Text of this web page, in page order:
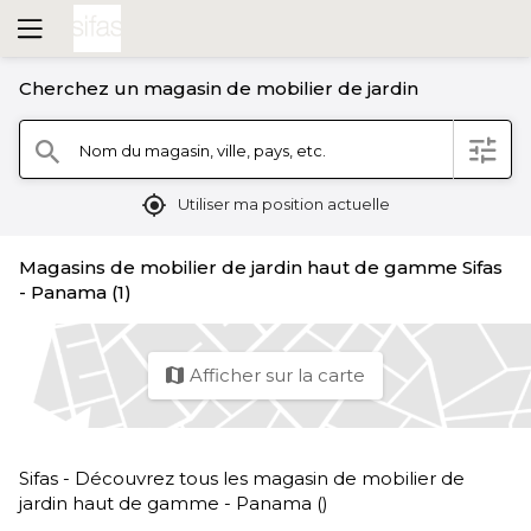
Cherchez un magasin de mobilier de jardin
search Nom du magasin, ville, pays, etc. filter
mylocation Utiliser ma position actuelle
Magasins de mobilier de jardin haut de gamme Sifas
- Panama (1)
map Afficher sur la carte
Sifas - Découvrez tous les magasin de mobilier de
jardin haut de gamme - Panama ()